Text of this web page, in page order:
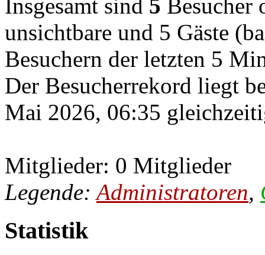
Insgesamt sind 5 Besucher
unsichtbare und 5 Gäste
Besuchern der letzten 5
Der Besucherrekord liegt
Mai 2026, 06:35
Mitglieder: 0 Mitglieder
Legende:Administratoren,
Statistik